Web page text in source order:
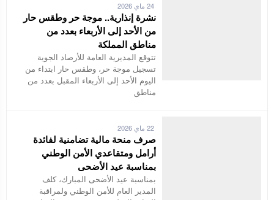
24 ماي 2026
نشرة إنذارية.. موجة حر وطقس حار
من الأحد إلى الأربعاء بعدد من
مناطق المملكة
تتوقع المديرية العامة للأرصاد الجوية
تسجيل موجة حر، وطقس حار ابتداء من
اليوم الأحد إلى الأربعاء المقبل بعدد من
مناطق
22 ماي 2026
صرف منحة مالية تضامنية لفائدة
أرامل ومتقاعدي الأمن الوطني
بمناسبة عيد الأضحى
بمناسبة عيد الأضحى المبارك، كلف
المدير العام للأمن الوطني ولمراقبة